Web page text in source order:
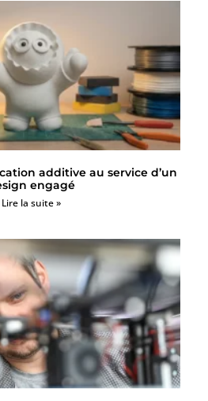
additive au service d’un
engagé
Lire la suite »